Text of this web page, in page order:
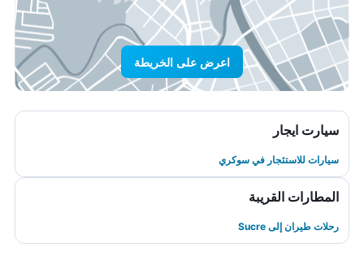
اعرض على الخريطة
سيارت ايجار
سيارات للاستئجار في سوكري
المطارات القريبة
رحلات طيران إلى Sucre